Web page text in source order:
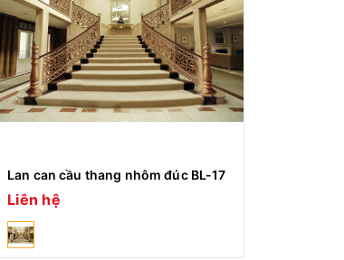
Lan can cầu thang nhôm đúc BL-17
Liên hệ